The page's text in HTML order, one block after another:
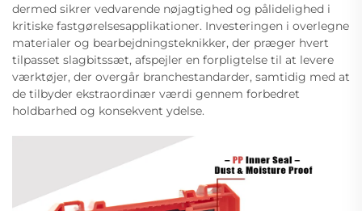
dermed sikrer vedvarende nøjagtighed og pålidelighed i
kritiske fastgørelsesapplikationer. Investeringen i overlegne
materialer og bearbejdningsteknikker, der præger hvert
tilpasset slagbitssæt, afspejler en forpligtelse til at levere
værktøjer, der overgår branchestandarder, samtidig med at
de tilbyder ekstraordinær værdi gennem forbedret
holdbarhed og konsekvent ydelse.